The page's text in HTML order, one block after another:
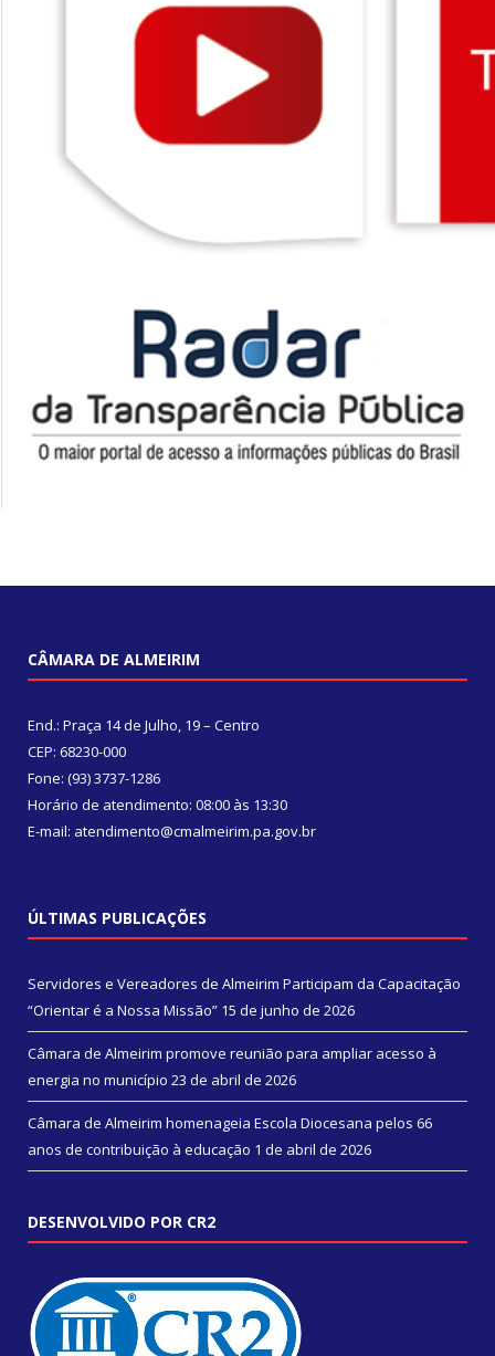
CÂMARA DE ALMEIRIM
End.: Praça 14 de Julho, 19 – Centro
CEP: 68230-000
Fone: (93) 3737-1286
Horário de atendimento: 08:00 às 13:30
E-mail: atendimento@cmalmeirim.pa.gov.br
ÚLTIMAS PUBLICAÇÕES
Servidores e Vereadores de Almeirim Participam da Capacitação
“Orientar é a Nossa Missão” 15 de junho de 2026
Câmara de Almeirim promove reunião para ampliar acesso à
energia no município 23 de abril de 2026
Câmara de Almeirim homenageia Escola Diocesana pelos 66
anos de contribuição à educação 1 de abril de 2026
DESENVOLVIDO POR CR2